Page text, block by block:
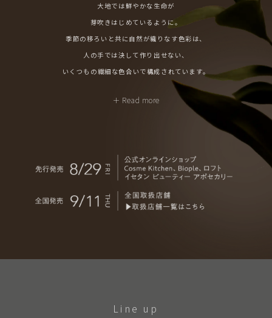
大地では鮮やかな生命が
芽吹きはじめているように。
季節の移ろいと共に自然が織りなす色彩は、
人の手では決して作り出せない、
いくつもの繊細な色合いで構成されています。
＋ Read more
Line up